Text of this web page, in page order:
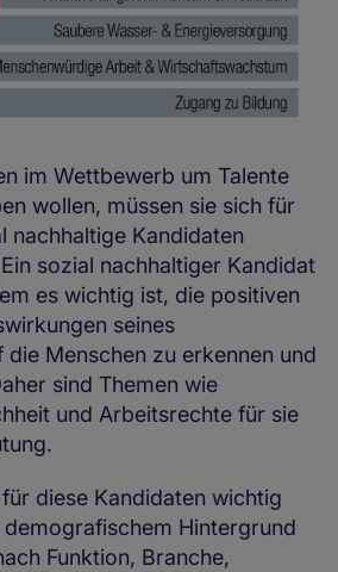
im Wettbewerb um Talente
wollen, müssen sie sich für
nachhaltige Kandidaten
sozial nachhaltiger Kandidat
es wichtig ist, die positiven
seines
die Menschen zu erkennen und
sind Themen wie
und Arbeitsrechte für sie
diese Kandidaten wichtig
demografischem Hintergrund
Funktion, Branche,